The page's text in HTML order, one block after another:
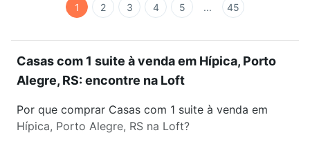
1 2 3 4 5 ... 45
Casas com 1 suite à venda em Hípica, Porto
Alegre, RS: encontre na Loft
Por que comprar Casas com 1 suite à venda em
Hípica, Porto Alegre, RS na Loft?